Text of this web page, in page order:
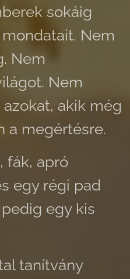
sokáig
Nem
Nem
Nem
akik még
a megértésre.
fák, apró
egy régi pad
egy kis
tanítvány